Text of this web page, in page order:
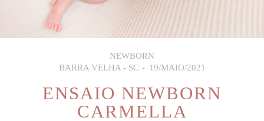
NEWBORN
BARRA VELHA - SC
19/MAIO/2021
ENSAIO NEWBORN
CARMELLA